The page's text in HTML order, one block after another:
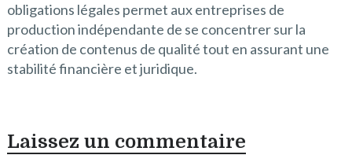
obligations légales permet aux entreprises de
production indépendante de se concentrer sur la
création de contenus de qualité tout en assurant une
stabilité financière et juridique.
Laissez un commentaire